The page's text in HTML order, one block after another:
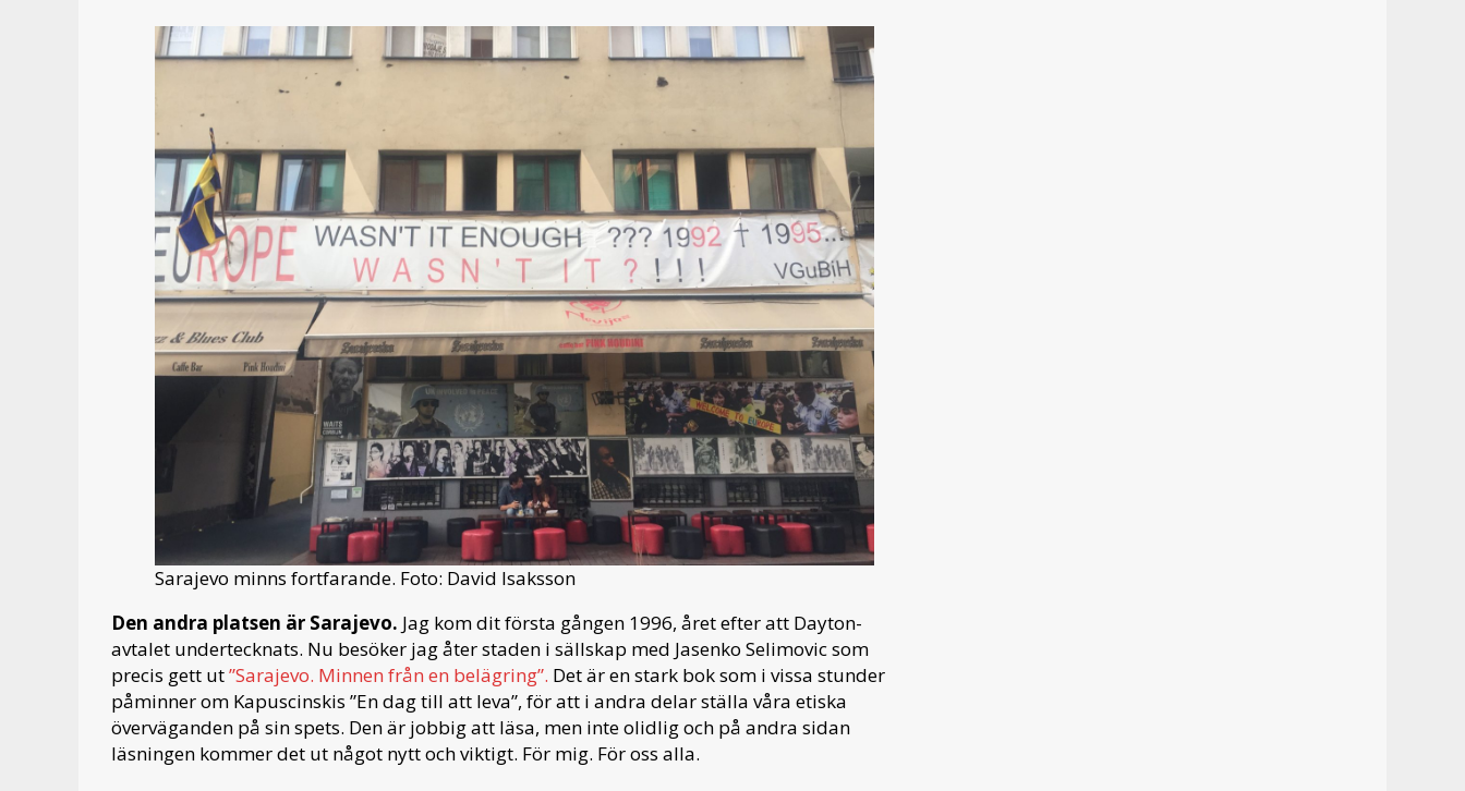
Sarajevo minns fortfarande. Foto: David Isaksson
Den andra platsen är Sarajevo. Jag kom dit första gången 1996, året efter att Dayton-
avtalet undertecknats. Nu besöker jag åter staden i sällskap med Jasenko Selimovic som
precis gett ut”Sarajevo. Minnen från en belägring”. Det är en stark bok som i vissa stunder
påminner om Kapuscinskis ”En dag till att leva”, för att i andra delar ställa våra etiska
överväganden på sin spets. Den är jobbig att läsa, men inte olidlig och på andra sidan
läsningen kommer det ut något nytt och viktigt. För mig. För oss alla.